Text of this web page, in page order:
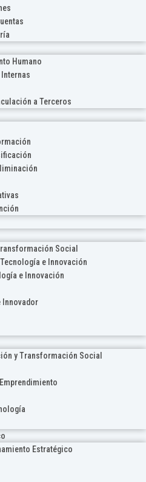
Humano
a Terceros
Social
e Innovación
e Innovación
Innovador
y Transformación Social
Estratégico